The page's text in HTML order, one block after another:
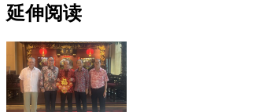
延伸阅读